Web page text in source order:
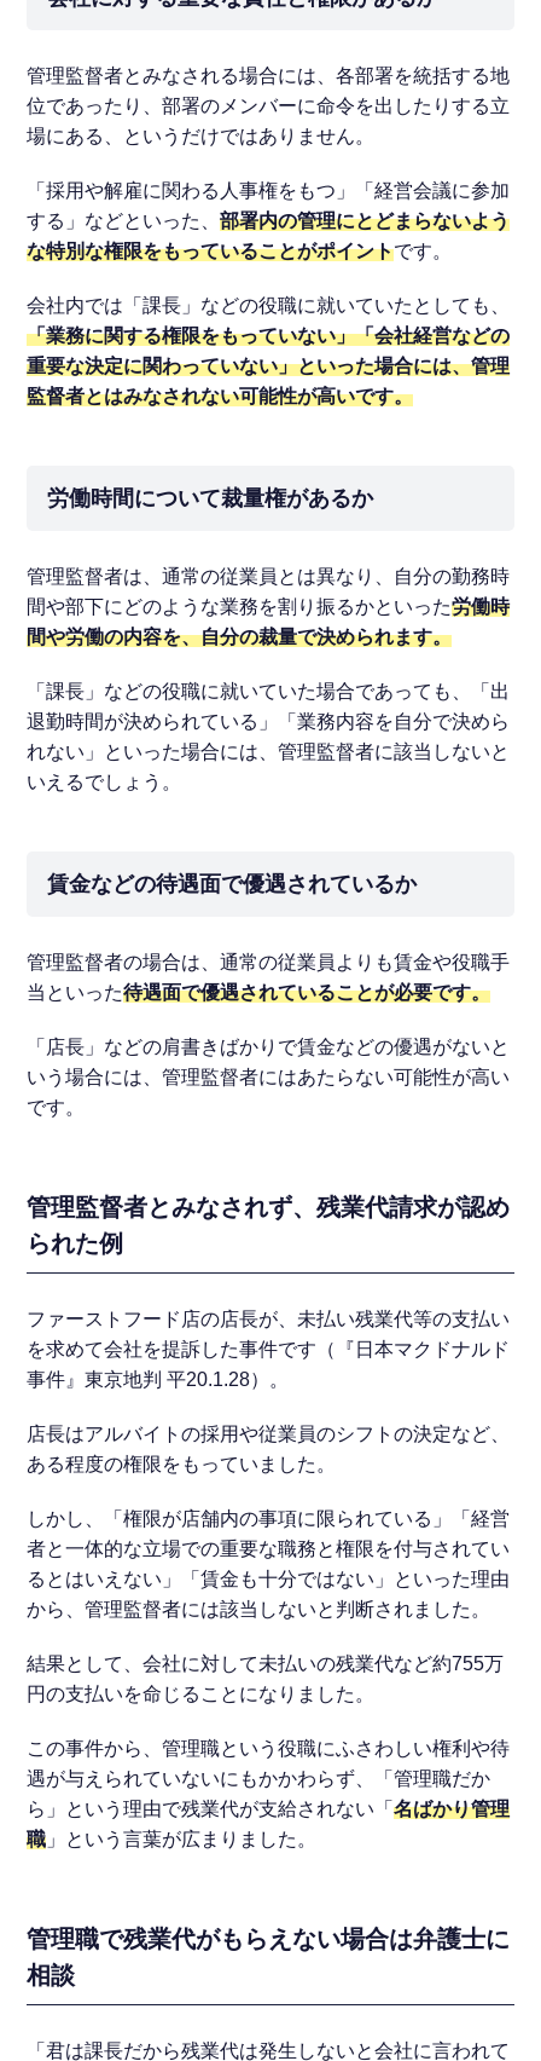
管理監督者とみなされる場合には、各部署を統括する地
位であったり、部署のメンバーに命令を出したりする立
場にある、というだけではありません。
「採用や解雇に関わる人事権をもつ」「経営会議に参加
する」などといった、部署内の管理にとどまらないよう
な特別な権限をもっていることがポイントです。
会社内では「課長」などの役職に就いていたとしても、
「業務に関する権限をもっていない」「会社経営などの
重要な決定に関わっていない」といった場合には、管理
監督者とはみなされない可能性が高いです。
労働時間について裁量権があるか
管理監督者は、通常の従業員とは異なり、自分の勤務時
間や部下にどのような業務を割り振るかといった労働時
間や労働の内容を、自分の裁量で決められます。
「課長」などの役職に就いていた場合であっても、「出
退勤時間が決められている」「業務内容を自分で決めら
れない」といった場合には、管理監督者に該当しないと
いえるでしょう。
賃金などの待遇面で優遇されているか
管理監督者の場合は、通常の従業員よりも賃金や役職手
当といった待遇面で優遇されていることが必要です。
「店長」などの肩書きばかりで賃金などの優遇がないと
いう場合には、管理監督者にはあたらない可能性が高い
です。
管理監督者とみなされず、残業代請求が認め
られた例
ファーストフード店の店長が、未払い残業代等の支払い
を求めて会社を提訴した事件です（『日本マクドナルド
事件』東京地判 平20.1.28）。
店長はアルバイトの採用や従業員のシフトの決定など、
ある程度の権限をもっていました。
しかし、「権限が店舗内の事項に限られている」「経営
者と一体的な立場での重要な職務と権限を付与されてい
るとはいえない」「賃金も十分ではない」といった理由
から、管理監督者には該当しないと判断されました。
結果として、会社に対して未払いの残業代など約755万
円の支払いを命じることになりました。
この事件から、管理職という役職にふさわしい権利や待
遇が与えられていないにもかかわらず、「管理職だか
ら」という理由で残業代が支給されない「名ばかり管理
職 」という言葉が広まりました。
管理職で残業代がもらえない場合は弁護士に
相談
「君は課長だから残業代は発生しないと会社に言われて